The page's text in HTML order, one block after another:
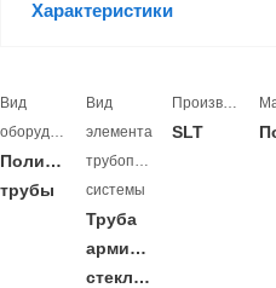
Характеристики
Вид
оборудования
Полипропиленовые
трубы
Вид
элемента
трубопроводной
системы
Труба
армированная
стекловолокном
Производитель
SLT